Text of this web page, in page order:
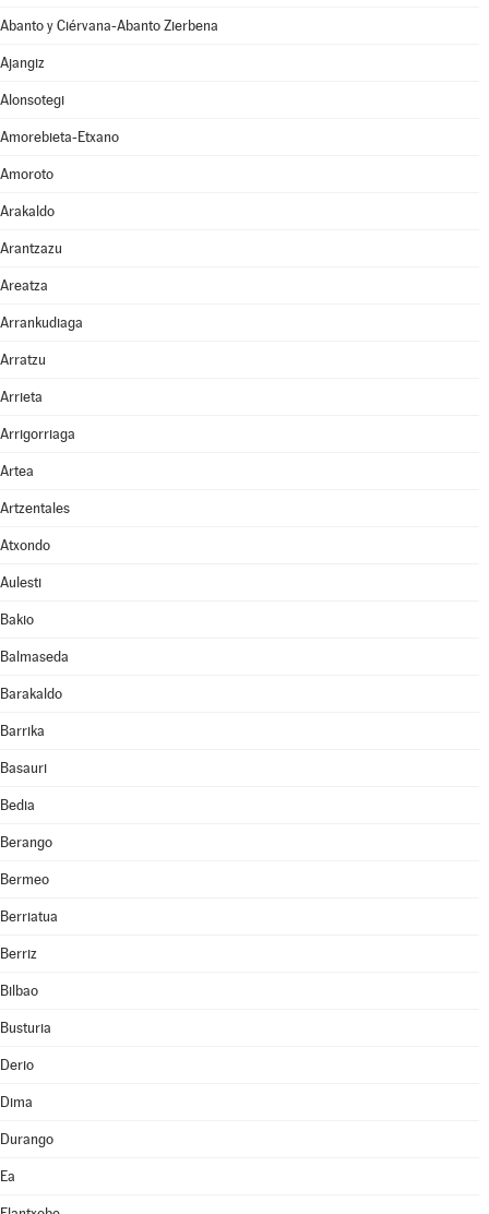
Abanto y Ciérvana-Abanto Zierbena
Ajangiz
Alonsotegi
Amorebieta-Etxano
Amoroto
Arakaldo
Arantzazu
Areatza
Arrankudiaga
Arratzu
Arrieta
Arrigorriaga
Artea
Artzentales
Atxondo
Aulesti
Bakio
Balmaseda
Barakaldo
Barrika
Basauri
Bedia
Berango
Bermeo
Berriatua
Berriz
Bilbao
Busturia
Derio
Dima
Durango
Ea